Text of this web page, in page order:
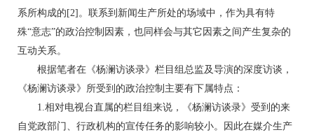
系所构成的[2]。联系到新闻生产所处的场域中，作为具有特
殊“意志”的政治控制因素，也同样会与其它因素之间产生复杂的
互动关系。
根据笔者在《杨澜访谈录》栏目组总监及导演的深度访谈，
《杨澜访谈录》所受到的政治控制主要有下属特点：
1.相对电视台直属的栏目组来说，《杨澜访谈录》受到的来
自党政部门、行政机构的宣传任务的影响较小。因此在媒介生产